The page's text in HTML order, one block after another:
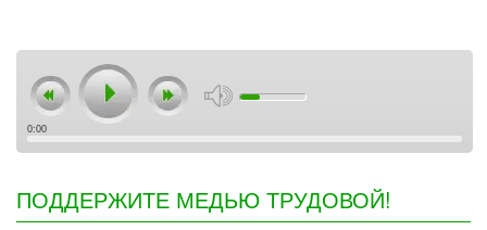
0:00
ПОДДЕРЖИТЕ МЕДЬЮ ТРУДОВОЙ!